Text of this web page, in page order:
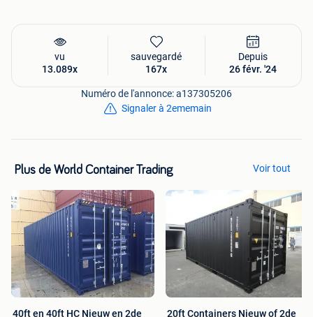
vu
13.089x
sauvegardé
167x
Depuis
26 févr. '24
Numéro de l'annonce: a137305206
Signaler à 2ememain
Plus de World Container Trading Voir tout
40ft en 40ft HC Nieuw en 2de
20ft Containers Nieuw of 2de